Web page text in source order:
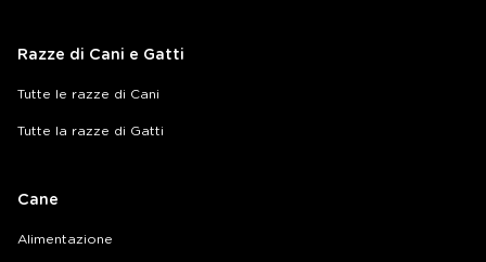
Razze di Cani e Gatti
Tutte le razze di Cani
Tutte la razze di Gatti
Cane
Alimentazione